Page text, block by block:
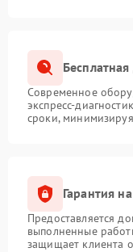
Современное
экспресс-
сроки,
Гарантия
Предоставляется
выполненные
защищает клиента